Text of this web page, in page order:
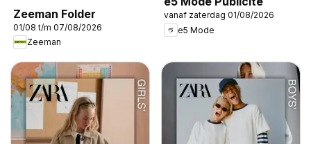
Zeeman Folder
01/08 t/m 07/08/2026
Zeeman
vanaf zaterdag 01/08/2026
e5 Mode